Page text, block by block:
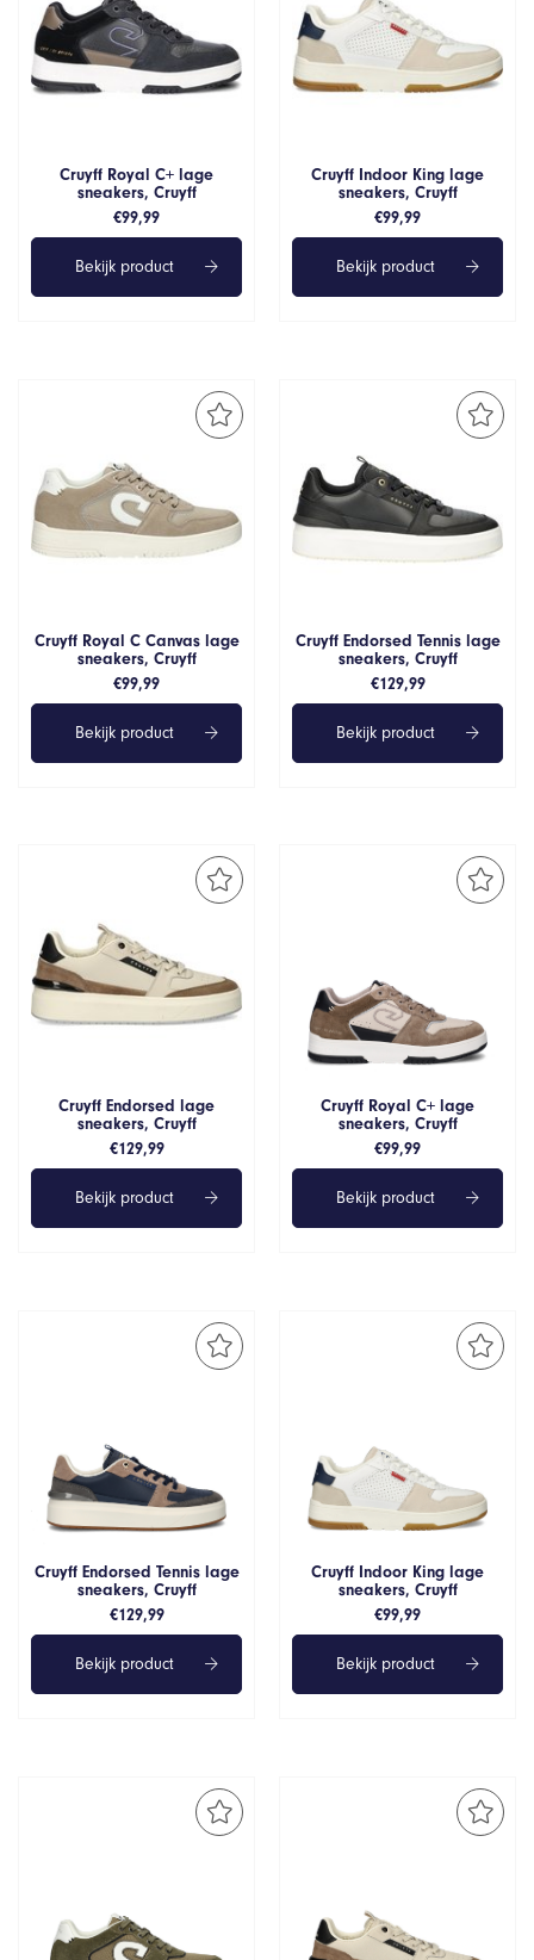
Cruyff Royal C+ lage
sneakers, Cruyff
€99,99
Bekijk product
Cruyff Indoor King lage
sneakers, Cruyff
€99,99
Bekijk product
Cruyff Royal C Canvas lage
sneakers, Cruyff
€99,99
Bekijk product
Cruyff Endorsed Tennis lage
sneakers, Cruyff
€129,99
Bekijk product
Cruyff Endorsed lage
sneakers, Cruyff
€129,99
Bekijk product
Cruyff Royal C+ lage
sneakers, Cruyff
€99,99
Bekijk product
Cruyff Endorsed Tennis lage
sneakers, Cruyff
€129,99
Bekijk product
Cruyff Indoor King lage
sneakers, Cruyff
€99,99
Bekijk product